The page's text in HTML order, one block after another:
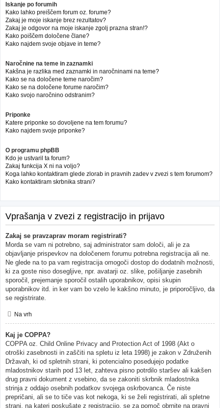
Iskanje po forumih
Kako lahko preiščem forum oz. forume?
Zakaj je moje iskanje brez rezultatov?
Zakaj je odgovor na moje iskanje zgolj prazna stran!?
Kako poiščem določene člane?
Kako najdem svoje objave in teme?
Naročnine na teme in zaznamki
Kakšna je razlika med zaznamki in naročninami na teme?
Kako se na določene teme naročim?
Kako se na določene forume naročim?
Kako svojo naročnino odstranim?
Priponke
Katere priponke so dovoljene na tem forumu?
Kako najdem svoje priponke?
O programu phpBB
Kdo je ustvaril ta forum?
Zakaj funkcija X ni na voljo?
Koga lahko kontaktiram glede zlorab in pravnih zadev v zvezi s tem forumom?
Kako kontaktiram skrbnika strani?
Vprašanja v zvezi z registracijo in prijavo
Zakaj se pravzaprav moram registrirati?
Morda se vam ni potrebno, saj administrator sam določi, ali je za
objavljanje prispevkov na določenem forumu potrebna registracija ali ne.
Ne glede na to pa vam registracija omogoči dostop do dodatnih možnosti,
ki za goste niso dosegljive, npr. avatarji oz. slike, pošiljanje zasebnih
sporočil, prejemanje sporočil ostalih uporabnikov, opisi skupin
uporabnikov itd. in ker vam bo vzelo le kakšno minuto, je priporočljivo, da
se registrirate.
Na vrh
Kaj je COPPA?
COPPA oz. Child Online Privacy and Protection Act of 1998 (Akt o
otroški zasebnosti in zaščiti na spletu iz leta 1998) je zakon v Združenih
Državah, ki od spletnih strani, ki potencialno posedujejo podatke
mladostnikov starih pod 13 let, zahteva pisno potrdilo staršev ali kakšen
drug pravni dokument z vsebino, da se zakoniti skrbnik mladostnika
strinja z oddajo osebnih podatkov svojega oskrbovanca. Če niste
prepričani, ali se to tiče vas kot nekoga, ki se želi registrirati, ali spletne
strani, na kateri poskušate z registracijo, se za pomoč obrnite na pravni